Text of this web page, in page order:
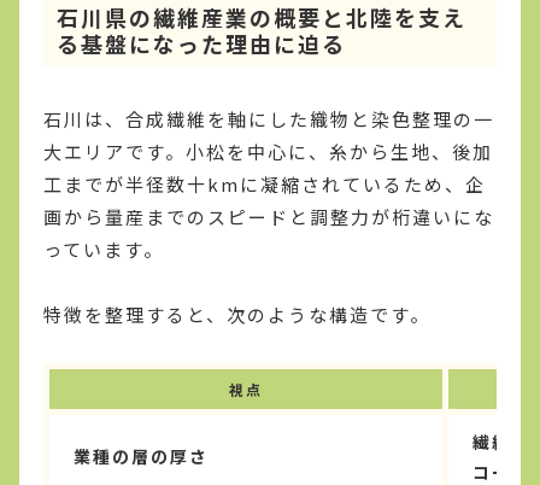
石川県の繊維産業の概要と北陸を支え
る基盤になった理由に迫る
石川は、合成繊維を軸にした織物と染色整理の一
大エリアです。小松を中心に、糸から生地、後加
工までが半径数十kmに凝縮されているため、企
画から量産までのスピードと調整力が桁違いにな
っています。
特徴を整理すると、次のような構造です。
視点
業種の層の厚さ
繊維メ
コーテ